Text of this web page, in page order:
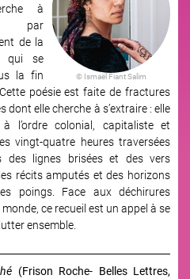
© Ismaël Fiant Salim
à
par
de la
qui se
la fin
poésie est faite de fractures
elle cherche à s’extraire : elle
l’ordre colonial, capitaliste et
vingt-quatre heures traversées
lignes brisées et des vers
récits amputés et des horizons
poings. Face aux déchirures
ce recueil est un appel à se
ensemble.
(Frison Roche- Belles Lettres,